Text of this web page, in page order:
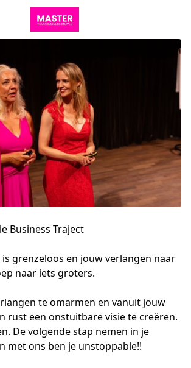
Business Traject
grenzeloos en jouw verlangen naar
naar iets groters.
te omarmen en vanuit jouw
rust een onstuitbare visie te creëren.
De volgende stap nemen in je
met ons ben je unstoppable!!